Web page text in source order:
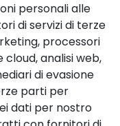
personali alle
di servizi di terze
processori
analisi web,
di evasione
parti per
dati per nostro